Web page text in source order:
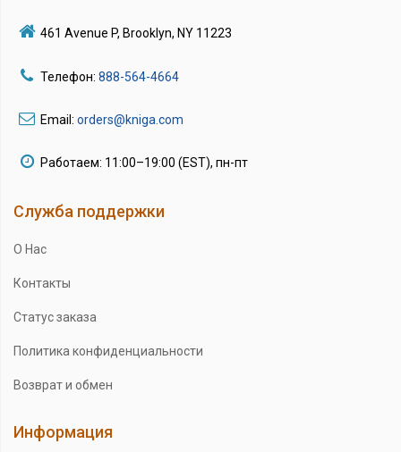
461 Avenue P, Brooklyn, NY 11223
Телефон: 888-564-4664
Email: orders@kniga.com
Работаем: 11:00–19:00 (EST), пн-пт
Служба поддержки
О Нас
Контакты
Статус заказа
Политика конфиденциальности
Возврат и обмен
Информация